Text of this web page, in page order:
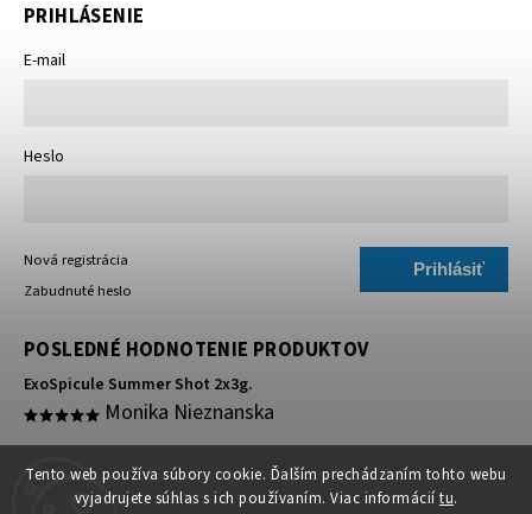
Tento web používa súbory cookie. Ďalším prechádzaním tohto webu
vyjadrujete súhlas s ich používaním. Viac informácií tu.
PRIHLÁSENIE
E-mail
Heslo
Prihlásiť
Nová registrácia
Zabudnuté heslo
POSLEDNÉ HODNOTENIE PRODUKTOV
ExoSpicule Summer Shot 2x3g.
Monika Nieznanska